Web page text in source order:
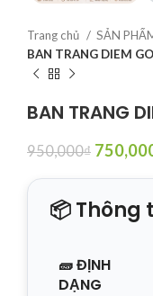
Trang chủ
SẢN
BAN TRANG DIEM
BAN TRANG
950,000₫
📦 Thông
🧱ĐỊNH
DẠNG